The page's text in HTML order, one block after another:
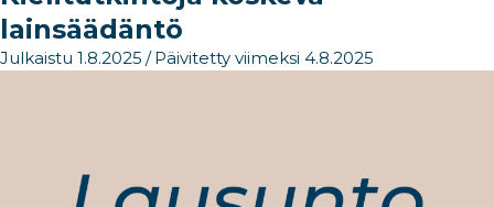
lainsäädäntö​
Julkaistu 1.8.2025 / Päivitetty viimeksi 4.8.2025